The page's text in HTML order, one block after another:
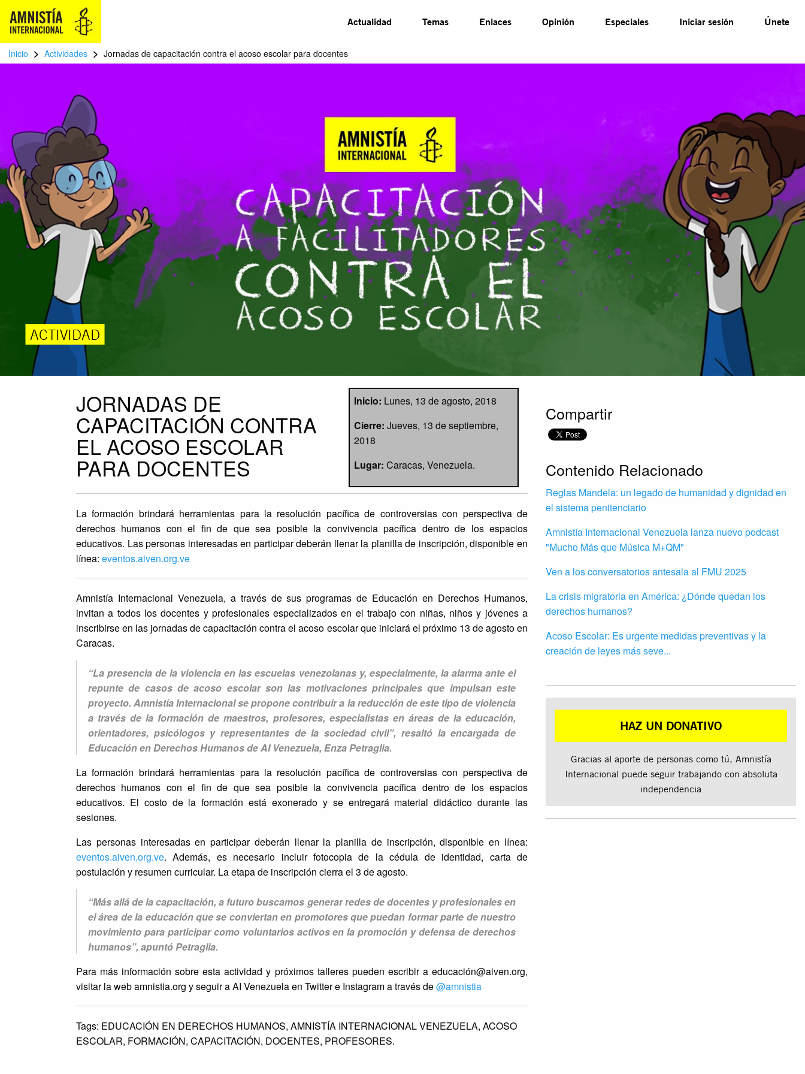
Actualidad Temas Enlaces Opinión Especiales Iniciar sesión Únete
Inicio > Actividades > Jornadas de capacitación contra el acoso escolar para docentes
ACTIVIDAD
JORNADAS DE
CAPACITACIÓN CONTRA
EL ACOSO ESCOLAR
PARA DOCENTES
Inicio: Lunes, 13 de agosto, 2018
Cierre: Jueves, 13 de septiembre,
2018
Lugar: Caracas, Venezuela.
La formación brindará herramientas para la resolución pacífica de controversias con perspectiva de
derechos humanos con el fin de que sea posible la convivencia pacífica dentro de los espacios
educativos. Las personas interesadas en participar deberán llenar la planilla de inscripción, disponible en
línea: eventos.aiven.org.ve
Amnistía Internacional Venezuela, a través de sus programas de Educación en Derechos Humanos,
invitan a todos los docentes y profesionales especializados en el trabajo con niñas, niños y jóvenes a
inscribirse en las jornadas de capacitación contra el acoso escolar que iniciará el próximo 13 de agosto en
Caracas.
“La presencia de la violencia en las escuelas venezolanas y, especialmente, la alarma ante el
repunte de casos de acoso escolar son las motivaciones principales que impulsan este
proyecto. Amnistía Internacional se propone contribuir a la reducción de este tipo de violencia
a través de la formación de maestros, profesores, especialistas en áreas de la educación,
orientadores, psicólogos y representantes de la sociedad civil”, resaltó la encargada de
Educación en Derechos Humanos de AI Venezuela, Enza Petraglia.
La formación brindará herramientas para la resolución pacífica de controversias con perspectiva de
derechos humanos con el fin de que sea posible la convivencia pacífica dentro de los espacios
educativos. El costo de la formación está exonerado y se entregará material didáctico durante las
sesiones.
Las personas interesadas en participar deberán llenar la planilla de inscripción, disponible en línea:
eventos.aiven.org.ve. Además, es necesario incluir fotocopia de la cédula de identidad, carta de
postulación y resumen curricular. La etapa de inscripción cierra el 3 de agosto.
“Más allá de la capacitación, a futuro buscamos generar redes de docentes y profesionales en
el área de la educación que se conviertan en promotores que puedan formar parte de nuestro
movimiento para participar como voluntarios activos en la promoción y defensa de derechos
humanos”, apuntó Petraglia.
Para más información sobre esta actividad y próximos talleres pueden escribir a educación@aiven.org,
visitar la web amnistia.org y seguir a AI Venezuela en Twitter e Instagram a través de@amnistia
Tags: EDUCACIÓN EN DERECHOS HUMANOS, AMNISTÍA INTERNACIONAL VENEZUELA, ACOSO
ESCOLAR, FORMACIÓN, CAPACITACIÓN, DOCENTES, PROFESORES.
Compartir
Contenido Relacionado
Reglas Mandela: un legado de humanidad y dignidad en
el sistema penitenciario
Amnistía Internacional Venezuela lanza nuevo podcast
"Mucho Más que Música M+QM"
Ven a los conversatorios antesala al FMU 2025
La crisis migratoria en América: ¿Dónde quedan los
derechos humanos?
Acoso Escolar: Es urgente medidas preventivas y la
creación de leyes más seve...
HAZ UN DONATIVO
Gracias al aporte de personas como tú, Amnistía
Internacional puede seguir trabajando con absoluta
independencia